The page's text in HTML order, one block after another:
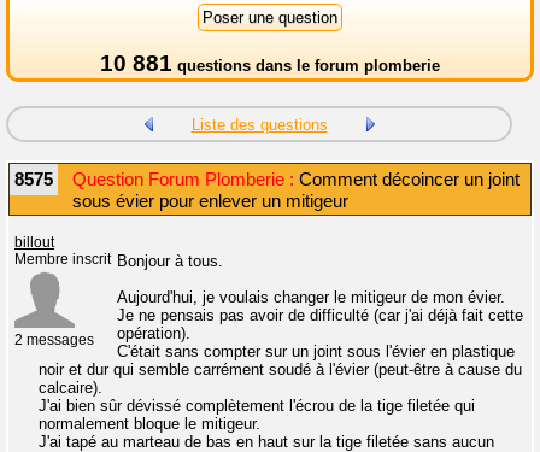
10 881 questions dans le forum plomberie
Liste des questions
8575 Question Forum Plomberie : Comment décoincer un joint
sous évier pour enlever un mitigeur
billout
Membre inscrit
2 messages
Bonjour à tous.
Aujourd'hui, je voulais changer le mitigeur de mon évier.
Je ne pensais pas avoir de difficulté (car j'ai déjà fait cette
opération).
C'était sans compter sur un joint sous l'évier en plastique
noir et dur qui semble carrément soudé à l'évier (peut-être à cause du
calcaire).
J'ai bien sûr dévissé complètement l'écrou de la tige filetée qui
normalement bloque le mitigeur.
J'ai tapé au marteau de bas en haut sur la tige filetée sans aucun